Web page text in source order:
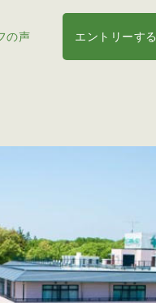
の声 エントリーする